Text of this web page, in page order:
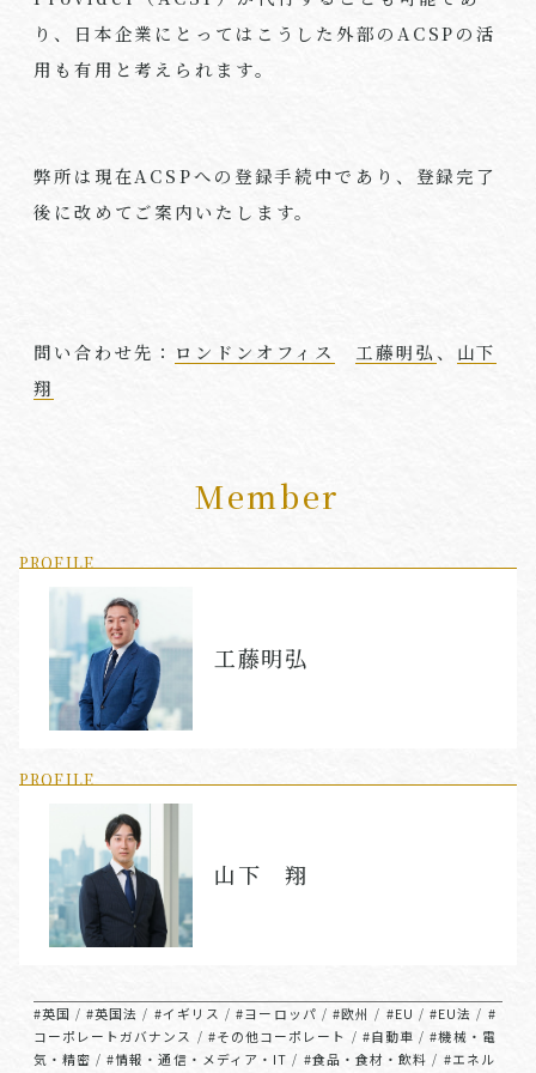
り、日本企業にとってはこうした外部のACSPの活
用も有用と考えられます。
弊所は現在ACSPへの登録手続中であり、登録完了
後に改めてご案内いたします。
問い合わせ先： ロンドンオフィス 工藤明弘、 山下
翔
Member
PROFILE
工藤明弘
PROFILE
山下 翔
#英国 /#英国法 / #イギリス /#ヨーロッパ /#欧州 / #EU /#EU法 / #
コーポレートガバナンス / #その他コーポレート / #自動車 /#機械・電
気・精密 /#情報・通信・メディア・IT / #食品・食材・飲料 / #エネル